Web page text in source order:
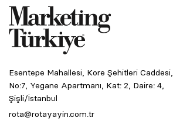
Esentepe Mahallesi, Kore Şehitleri Caddesi,
No:7, Yegane Apartmanı, Kat: 2, Daire: 4,
Şişli/İstanbul
rota@rotayayin.com.tr